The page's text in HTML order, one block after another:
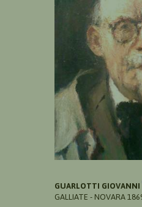
GUARLOTTI GIOVANNI
GALLIATE - NOVARA